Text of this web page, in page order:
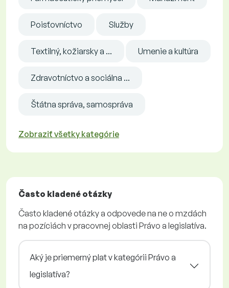
Poisťovníctvo Služby
Textilný, kožiarsky a ... Umenie a kultúra
Zdravotníctvo a sociálna ...
Štátna správa, samospráva
Zobraziť všetky kategórie
Často kladené otázky
Často kladené otázky a odpovede na ne o mzdách
na pozíciách v pracovnej oblasti Právo a legislatíva.
Aký je priemerný plat v kategórii Právo a
legislatíva?